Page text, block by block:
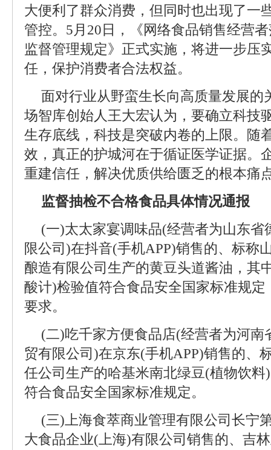
大便利了群众消费，但同时也出现了一
管控。5月20日，《网络食品销售经营
监督管理规定》正式实施，将进一步压
任，保护消费者合法权益。
面对行业从野蛮生长向高质量发展的
场智库创始人王大宏认为，要确立科技
生存底线，科技是突破内卷的上限。随
效，真正的护城河在于循证医学证据。
重建信任，解决优质供给匮乏的根本痛
监督抽检不合格食品具体情况通报
(一)太太家宴调味品(经营者为山东省
限公司)在抖音(手机APP)销售的、标称
酿造有限公司生产的黄豆头道酱油，其
酸计)检验值符合食品安全国家标准规
要求。
(二)吃千家方便食品店(经营者为河南
贸有限公司)在京东(手机APP)销售的、
任公司生产的哈基米南北绿豆(植物饮
符合食品安全国家标准规定。
(三)上海食萃商业管理有限公司长宁
大食品企业(上海)有限公司销售的、吉